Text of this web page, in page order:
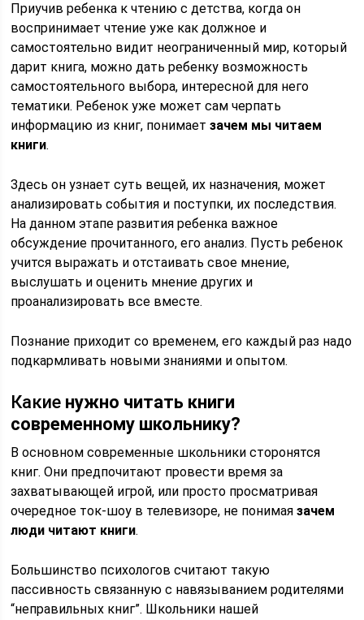
Приучив ребенка к чтению с детства, когда он
воспринимает чтение уже как должное и
самостоятельно видит неограниченный мир, который
дарит книга, можно дать ребенку возможность
самостоятельного выбора, интересной для него
тематики. Ребенок уже может сам черпать
информацию из книг, понимаетзачем мы читаем
книги.
Здесь он узнает суть вещей, их назначения, может
анализировать события и поступки, их последствия.
На данном этапе развития ребенка важное
обсуждение прочитанного, его анализ. Пусть ребенок
учится выражать и отстаивать свое мнение,
выслушать и оценить мнение других и
проанализировать все вместе.
Познание приходит со временем, его каждый раз надо
подкармливать новыми знаниями и опытом.
Какие нужно читать книги
современному школьнику?
В основном современные школьники сторонятся
книг. Они предпочитают провести время за
захватывающей игрой, или просто просматривая
очередное ток-шоу в телевизоре, не понимаязачем
люди читают книги.
Большинство психологов считают такую
пассивность связанную с навязыванием родителями
“неправильных книг”. Школьники нашей